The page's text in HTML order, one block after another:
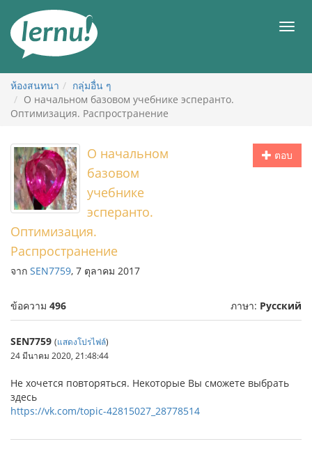
สารบัญ
เมนู
ห้องสนทนา
กลุ่มอื่น ๆ
О начальном базовом учебнике эсперанто.
Оптимизация. Распространение
ตอบ
О начальном
базовом
учебнике
эсперанто.
Оптимизация.
Распространение
จาก SEN7759, 7 ตุลาคม 2017
ข้อความ 496 ภาษา: Русский
SEN7759 (แสดงโปรไฟล์)
24 มีนาคม 2020, 21:48:44
Не хочется повторяться. Некоторые Вы сможете выбрать
здесь
https://vk.com/topic-42815027_28778514